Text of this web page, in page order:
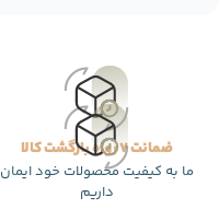
ضمانت 7 روزه بازگشت کالا
ما به کیفیت محصولات خود ایمان
داریم